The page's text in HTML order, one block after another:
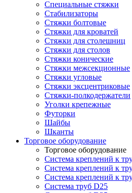
Специальные стяжки
Стабилизаторы
Стяжки болтовые
Стяжки для кроватей
Стяжки для столешниц
Стяжки для столов
Стяжки конические
Стяжки межсекционные
Стяжки угловые
Стяжки эксцентриковые
Стяжки-полкодержатели
Уголки крепежные
Футорки
Шайбы
Шканты
Торговое оборудование
Торговое оборудование
Система креплений к
Система креплений к
Система креплений к
Система труб D25